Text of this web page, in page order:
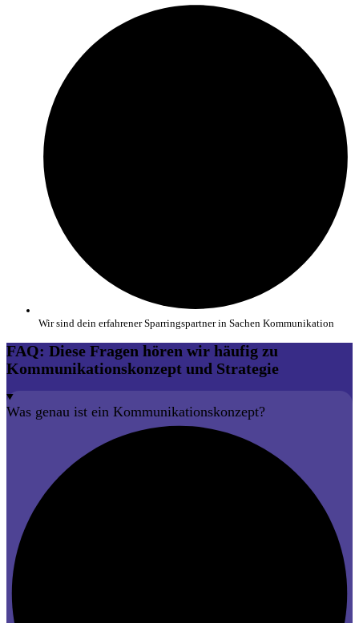
Wir sind dein erfahrener Sparringspartner in Sachen Kommunikation
FAQ: Diese Fragen hören wir häufig zu
Kommunikations­konzept und Strategie
Was genau ist ein Kommunikationskonzept?